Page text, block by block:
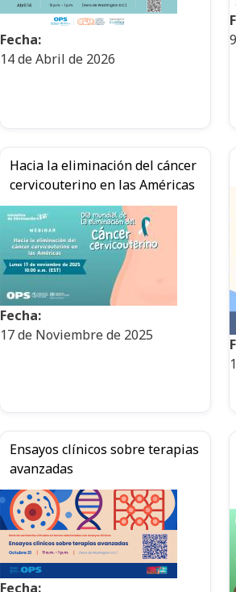
Fecha:
14 de Abril de 2026
Hacia la eliminación del cáncer
cervicouterino en las Américas
Fecha:
17 de Noviembre de 2025
Ensayos clínicos sobre terapias
avanzadas
Fecha: